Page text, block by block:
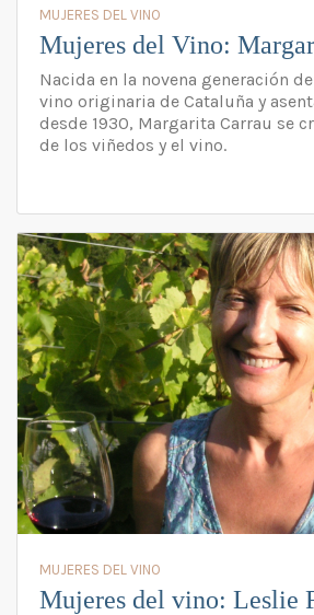
MUJERES DEL VINO
Mujeres del Vino:
Nacida en la novena generación
vino originaria de Cataluña y
desde 1930, Margarita Carrau se
de los viñedos y el vino.
MUJERES DEL VINO
Mujeres del vino: Leslie